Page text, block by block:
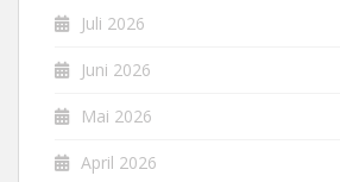
Juli 2026
Juni 2026
Mai 2026
April 2026